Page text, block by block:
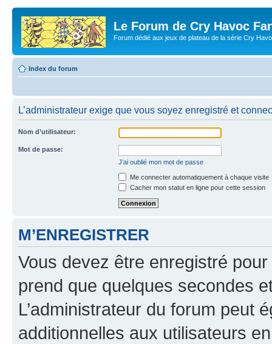
Le Forum de Cry Havoc
Forum dédié aux jeux de plateau de la série Cry
Index du forum
L’administrateur exige que vous soyez enregistré et
Nom d’utilisateur:
Mot de passe:
J’ai oublié mon mot de passe
Me connecter automatiquement à chaque visite
Cacher mon statut en ligne pour cette session
M’ENREGISTRER
Vous devez être enregistré
prend que quelques secondes
L’administrateur du forum peut
additionnelles aux utilisateurs